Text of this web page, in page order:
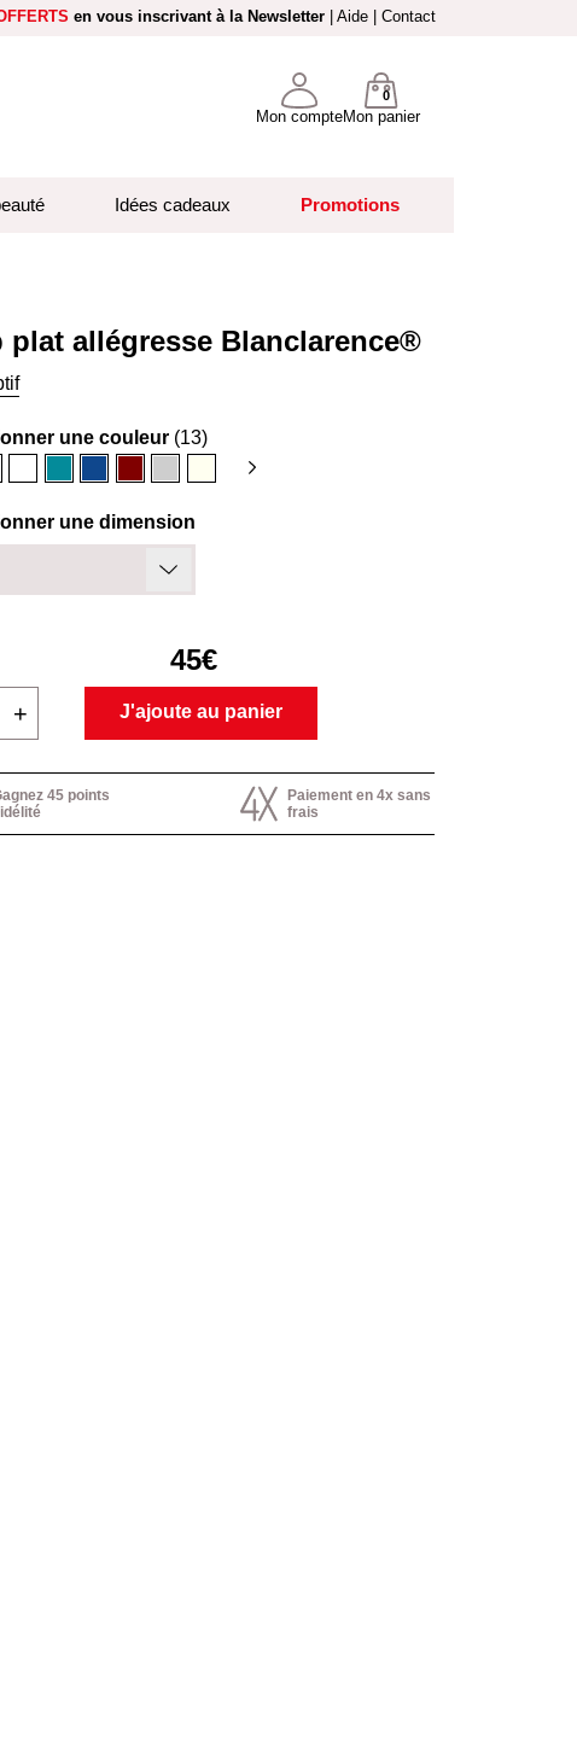
en vous inscrivant à la Newsletter Aide Contact
Mon compteMon panier
0
Idées cadeaux Promotions
plat allégresse Blanclarence®
une couleur (13)
une dimension
45€
+ J'ajoute au panier
45 points
Paiement en 4x sans
frais